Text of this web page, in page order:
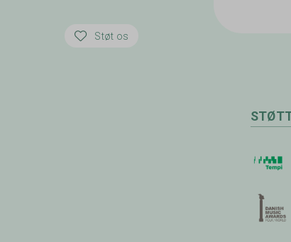
Støt os